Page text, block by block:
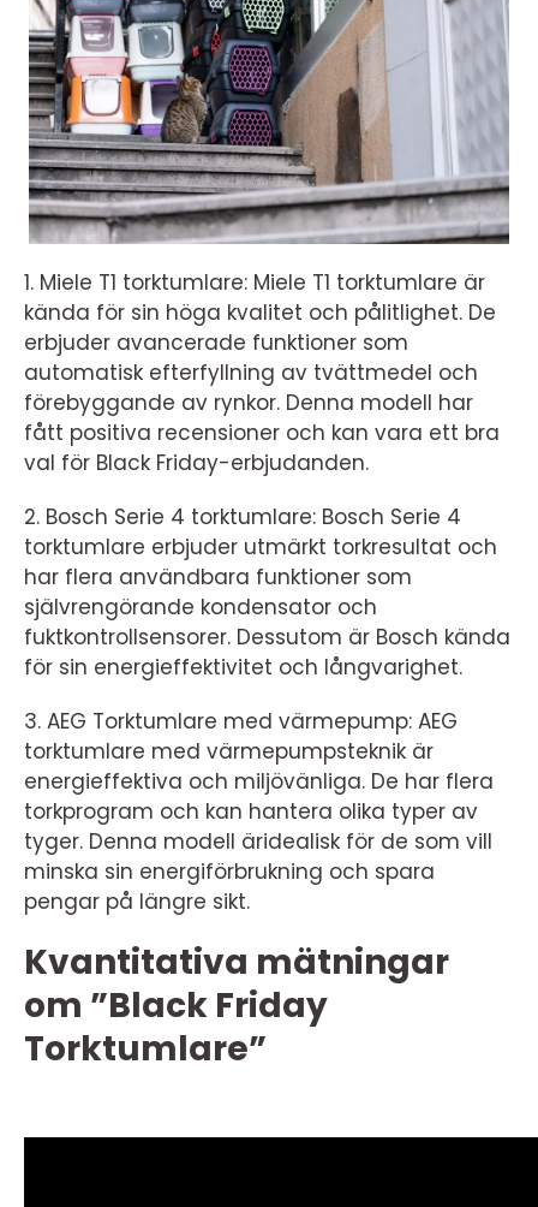
1. Miele T1 torktumlare: Miele T1 torktumlare är
kända för sin höga kvalitet och pålitlighet. De
erbjuder avancerade funktioner som
automatisk efterfyllning av tvättmedel och
förebyggande av rynkor. Denna modell har
fått positiva recensioner och kan vara ett bra
val för Black Friday-erbjudanden.
2. Bosch Serie 4 torktumlare: Bosch Serie 4
torktumlare erbjuder utmärkt torkresultat och
har flera användbara funktioner som
självrengörande kondensator och
fuktkontrollsensorer. Dessutom är Bosch kända
för sin energieffektivitet och långvarighet.
3. AEG Torktumlare med värmepump: AEG
torktumlare med värmepumpsteknik är
energieffektiva och miljövänliga. De har flera
torkprogram och kan hantera olika typer av
tyger. Denna modell äridealisk för de som vill
minska sin energiförbrukning och spara
pengar på längre sikt.
Kvantitativa mätningar
om ”Black Friday
Torktumlare”